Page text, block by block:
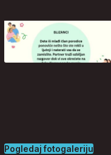
Pogledaj fotogaleriju